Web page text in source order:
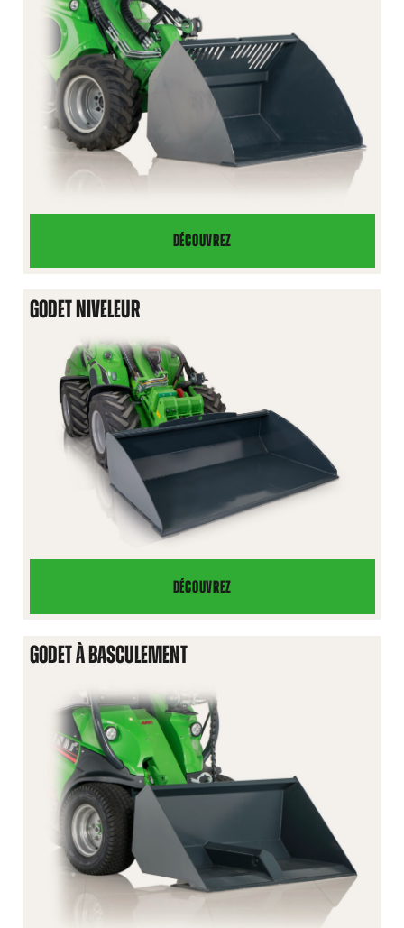
DÉCOUVREZ
GODET
À
GODET NIVELEUR
DÉCOUVREZ
GODET
NIVELEUR
GODET À BASCULEMENT